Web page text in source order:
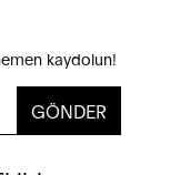
kaydolun!
GÖNDER